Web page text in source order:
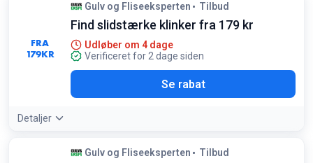
FRA
179KR
Gulv og Fliseeksperten Tilbud
Find slidstærke klinker fra 179 kr
Udløber om 4 dage
Verificeret for 2 dage siden
Se rabat
Detaljer
Gulv og Fliseeksperten Tilbud